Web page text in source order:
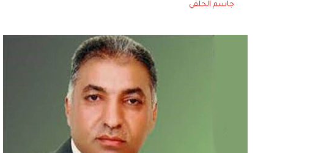
جاسم الحلفي